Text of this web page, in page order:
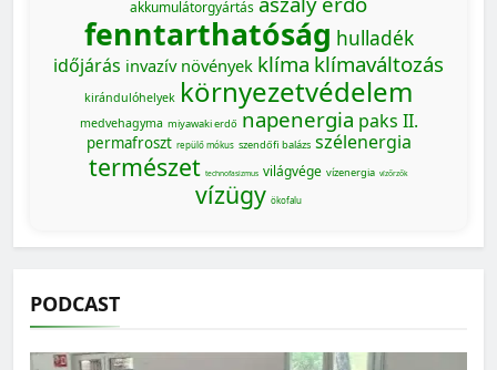
akkumulátorgyártás
fenntarthatóság hulladék
időjárás invazív növények klíma klímaváltozás
kirándulóhelyek környezetvédelem
medvehagyma miyawaki erdő napenergia paks II.
permafroszt repülő mókus szendőfi balázs szélenergia
természet technofasizmus világvége vízenergia vízőrzők
vízügy ökofalu
PODCAST